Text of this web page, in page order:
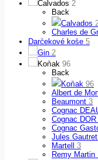
Calvados 2
Back
Calvados
Charles de
Darčekové koše 5
Gin 2
Koňak 96
Back
Koňak 96
Albert de
Beaumont 3
Cognac
Cognac DOR
Cognac
Jules Gautret
Martell 3
Remy Martin